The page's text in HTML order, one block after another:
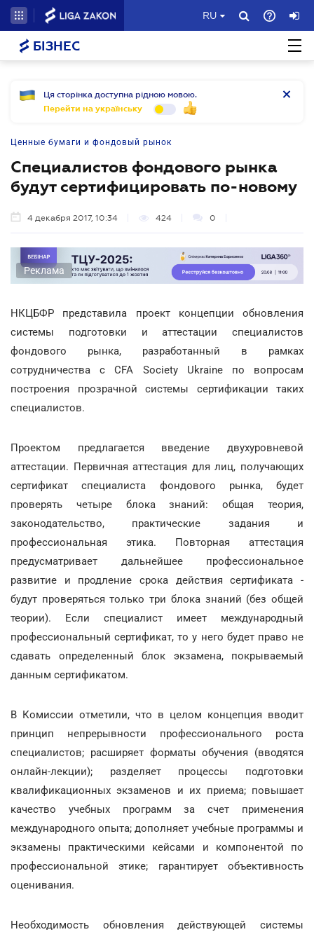
RU
БІЗНЕС
Ця сторінка доступна рідною мовою.
Перейти на українську
Ценные бумаги и фондовый рынок
Специалистов фондового рынка
будут сертифицировать по-новому
4 декабря 2017, 10:34 424 0
Реклама
НКЦБФР представила проект концепции обновления
системы подготовки и аттестации специалистов
фондового рынка, разработанный в рамках
сотрудничества с CFA Society Ukraine по вопросам
построения прозрачной системы сертификации таких
специалистов.
Проектом предлагается введение двухуровневой
аттестации. Первичная аттестация для лиц, получающих
сертификат специалиста фондового рынка, будет
проверять четыре блока знаний: общая теория,
законодательство, практические задания и
профессиональная этика. Повторная аттестация
предусматривает дальнейшее профессиональное
развитие и продление срока действия сертификата -
будут проверяться только три блока знаний (без общей
теории). Если специалист имеет международный
профессиональный сертификат, то у него будет право не
сдавать определенный блок экзамена, покрываемый
данным сертификатом.
В Комиссии отметили, что в целом концепция вводит
принцип непрерывности профессионального роста
специалистов; расширяет форматы обучения (вводятся
онлайн-лекции); разделяет процессы подготовки
квалификационных экзаменов и их приема; повышает
качество учебных программ за счет применения
международного опыта; дополняет учебные программы и
экзамены практическими кейсами и компонентой по
профессиональной этике; гарантирует объективность
оценивания.
Необходимость обновления действующей системы